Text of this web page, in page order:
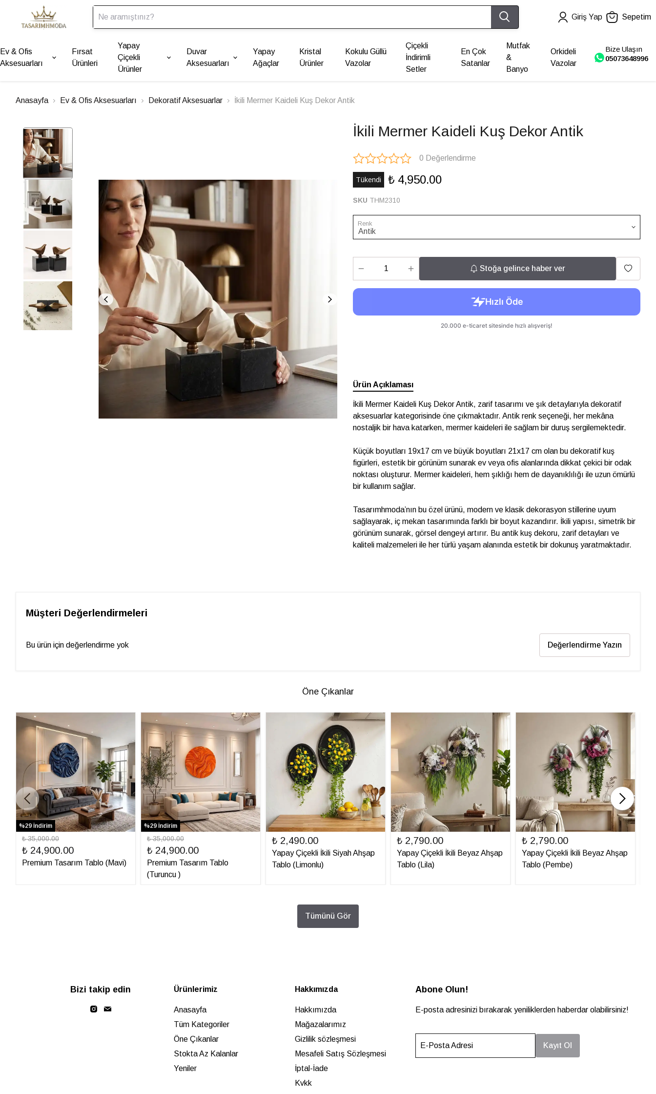
Giriş Yap Sepetim
Ev & Ofis
Aksesuarları
Fırsat
Ürünleri
Yapay
Çiçekli
Ürünler
Duvar
Aksesuarları
Yapay
Ağaçlar
Kristal
Ürünler
Kokulu Güllü
Vazolar
Çiçekli
İndirimli
Setler
En Çok
Satanlar
Mutfak
&
Banyo
Orkideli
Vazolar
Bize Ulaşın
05073648996
Anasayfa Ev & Ofis Aksesuarları Dekoratif Aksesuarlar İkili Mermer Kaideli Kuş Dekor Antik
İkili Mermer Kaideli Kuş Dekor Antik
0 Değerlendirme
Tükendi ₺ 4,950.00
SKU THM2310
Renk
Stoğa gelince haber ver
Ürün Açıklaması
İkili Mermer Kaideli Kuş Dekor Antik, zarif tasarımı ve şık detaylarıyla dekoratif
aksesuarlar kategorisinde öne çıkmaktadır. Antik renk seçeneği, her mekâna
nostaljik bir hava katarken, mermer kaideleri ile sağlam bir duruş sergilemektedir.
Küçük boyutları 19x17 cm ve büyük boyutları 21x17 cm olan bu dekoratif kuş
figürleri, estetik bir görünüm sunarak ev veya ofis alanlarında dikkat çekici bir odak
noktası oluşturur. Mermer kaideleri, hem şıklığı hem de dayanıklılığı ile uzun ömürlü
bir kullanım sağlar.
Tasarımhmoda’nın bu özel ürünü, modern ve klasik dekorasyon stillerine uyum
sağlayarak, iç mekan tasarımında farklı bir boyut kazandırır. İkili yapısı, simetrik bir
görünüm sunarak, görsel dengeyi artırır. Bu antik kuş dekoru, zarif detayları ve
kaliteli malzemeleri ile her türlü yaşam alanında estetik bir dokunuş yaratmaktadır.
Müşteri Değerlendirmeleri
Bu ürün için değerlendirme yok Değerlendirme Yazın
Öne Çıkanlar
%29 İndirim
₺ 35,000.00
₺ 24,900.00
Premium Tasarım Tablo (Mavi)
%29 İndirim
₺ 35,000.00
₺ 24,900.00
Premium Tasarım Tablo
(Turuncu )
₺ 2,490.00
Yapay Çiçekli İkili Siyah Ahşap
Tablo (Limonlu)
₺ 2,790.00
Yapay Çiçekli İkili Beyaz Ahşap
Tablo (Lila)
₺ 2,790.00
Yapay Çiçekli İkili Beyaz Ahşap
Tablo (Pembe)
Tümünü Gör
Bizi takip edin Ürünlerimiz
Anasayfa
Tüm Kategoriler
Öne Çıkanlar
Stokta Az Kalanlar
Yeniler
Hakkımızda
Hakkımızda
Mağazalarımız
Gizlilik sözleşmesi
Mesafeli Satış Sözleşmesi
İptal-İade
Kvkk
Abone Olun!
E-posta adresinizi bırakarak yeniliklerden haberdar olabilirsiniz!
E-Posta Adresi Kayıt Ol